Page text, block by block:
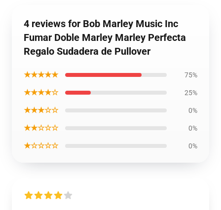
4 reviews for Bob Marley Music Inc
Fumar Doble Marley Marley Perfecta
Regalo Sudadera de Pullover
★★★★★ 75%
★★★★☆ 25%
★★★☆☆ 0%
★★☆☆☆ 0%
★☆☆☆☆ 0%